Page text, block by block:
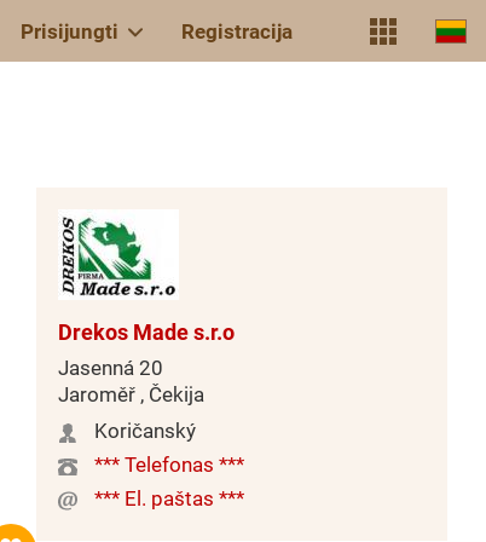
Prisijungti Registracija
Drekos Made s.r.o
Jasenná 20
Jaroměř , Čekija
Koričanský
*** Telefonas ***
*** El. paštas ***